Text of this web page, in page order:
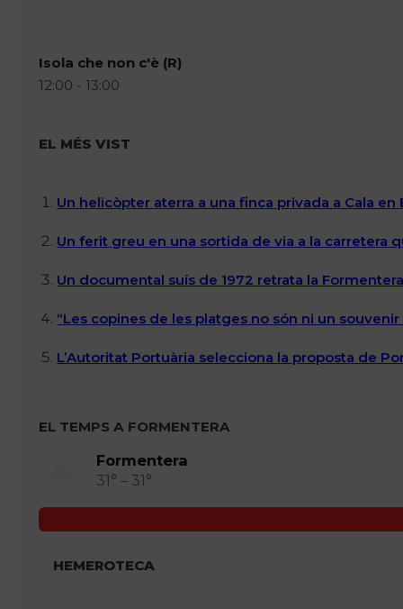
Isola che non c'è (R)
12:00 - 13:00
EL MÉS VIST
Un helicòpter aterra a una finca privada a Cala
Un ferit greu en una sortida de via a la carretera
Un documental suís de 1972 retrata la
“Les copines de les platges no són ni un
L’Autoritat Portuària selecciona la proposta de
EL TEMPS A FORMENTERA
Formentera
31° – 31°
HEMEROTECA